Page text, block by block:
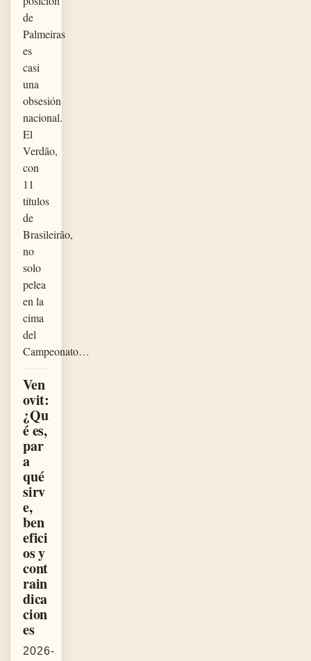
de
Palmeiras
es
casi
una
obsesión
nacional.
El
Verdão,
con
11
títulos
de
Brasileirão,
no
solo
pelea
en la
cima
del
Campeonato…
Ven
ovit:
¿Qu
é es,
par
a
qué
sirv
e,
ben
efici
os y
cont
rain
dica
cion
es
2026-